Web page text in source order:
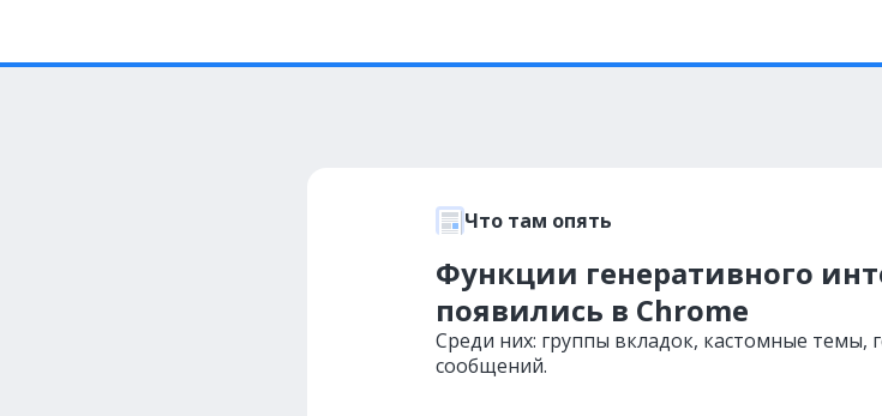
Что там опять
Функции генеративного
появились в Chrome
Среди них: группы вкладок, кастомные темы,
сообщений.